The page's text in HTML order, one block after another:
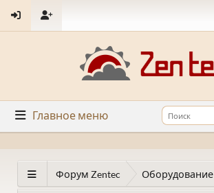
Главное меню
Форум Zentec Оборудование